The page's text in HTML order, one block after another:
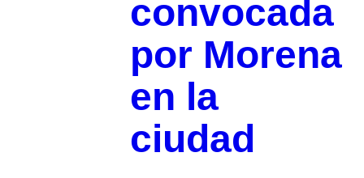
convocada
por Morena
en la
ciudad